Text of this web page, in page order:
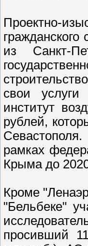
Проектно-
из Санкт-
свои услуги
институт
рублей,
рамках
Крыма до
Кроме
"Бельбеке"
просивший